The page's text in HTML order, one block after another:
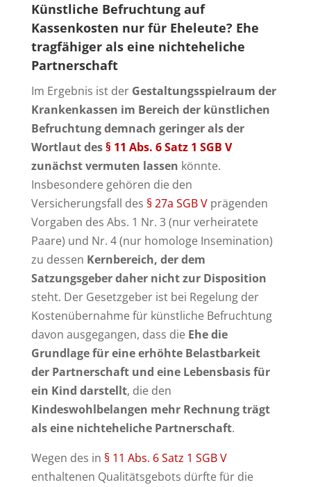
Künstliche Befruchtung auf
Kassenkosten nur für Eheleute? Ehe
tragfähiger als eine nichteheliche
Partnerschaft
Im Ergebnis ist der Gestaltungsspielraum der
Krankenkassen im Bereich der künstlichen
Befruchtung demnach geringer als der
Wortlaut des§ 11 Abs. 6 Satz 1 SGB V
zunächst vermuten lassen könnte.
Insbesondere gehören die den
Versicherungsfall des § 27a SGB V prägenden
Vorgaben des Abs. 1 Nr. 3 (nur verheiratete
Paare) und Nr. 4 (nur homologe Insemination)
zu dessen Kernbereich, der dem
Satzungsgeber daher nicht zur Disposition
steht. Der Gesetzgeber ist bei Regelung der
Kostenübernahme für künstliche Befruchtung
davon ausgegangen, dass die Ehe die
Grundlage für eine erhöhte Belastbarkeit
der Partnerschaft und eine Lebensbasis für
ein Kind darstellt, die den
Kindeswohlbelangen mehr Rechnung trägt
als eine nichteheliche Partnerschaft.
Wegen des in § 11 Abs. 6 Satz 1 SGB V
enthaltenen Qualitätsgebots dürfte für die